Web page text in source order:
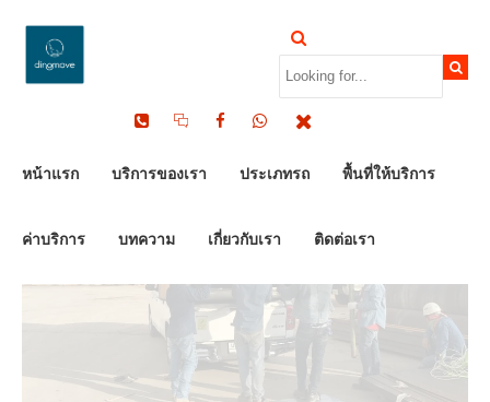
หน้าแรก บริการของเรา ประเภทรถ พื้นที่ให้บริการ
ค่าบริการ บทความ เกี่ยวกับเรา ติดต่อเรา